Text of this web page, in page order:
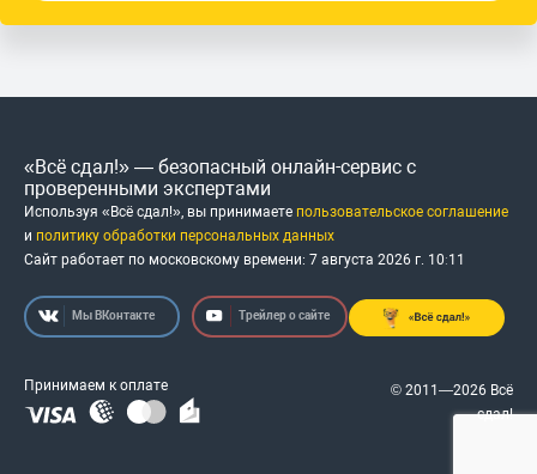
«Всё сдал!» — безопасный онлайн-сервис с
проверенными экспертами
Используя «Всё сдал!», вы принимаете пользовательское соглашение
и политику обработки персональных данных
Сайт работает по московскому времени: 7 августа 2026 г. 10:11
Мы ВКонтакте Трейлер о сайте
Принимаем к оплате
© 2011—2026 Всё
сдал!